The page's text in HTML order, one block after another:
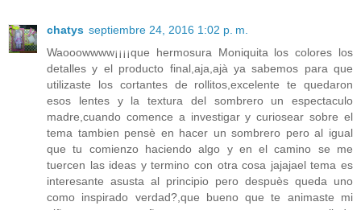
chatys septiembre 24, 2016 1:02 p. m.
Waooowwww¡¡¡¡que hermosura Moniquita los colores los
detalles y el producto final,aja,ajà ya sabemos para que
utilizaste los cortantes de rollitos,excelente te quedaron
esos lentes y la textura del sombrero un espectaculo
madre,cuando comence a investigar y curiosear sobre el
tema tambien pensè en hacer un sombrero pero al igual
que tu comienzo haciendo algo y en el camino se me
tuercen las ideas y termino con otra cosa jajajael tema es
interesante asusta al principio pero despuès queda uno
como inspirado verdad?,que bueno que te animaste mi